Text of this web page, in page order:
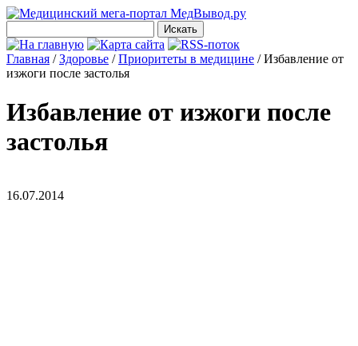
Главная /Здоровье /Приоритеты в медицине /Избавление от
изжоги после застолья
Избавление от изжоги после
застолья
16.07.2014